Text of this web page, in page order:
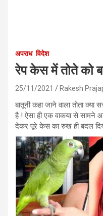
अपराध विदेश
रेप केस में तोते को
25/11/2021 Rakesh
बातूनी कहा जाने वाला तोता
है ! ऐसा ही एक वाकया से सामने
देकर पूरे केस का रुख ही बदल